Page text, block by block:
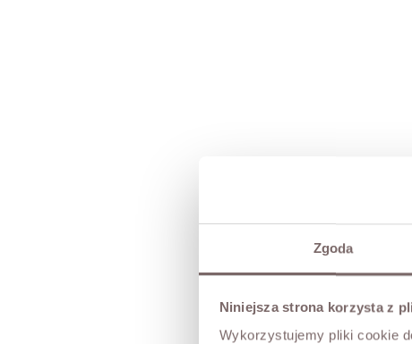
Zgoda
Niniejsza strona korzysta z
Wykorzystujemy pliki cookie